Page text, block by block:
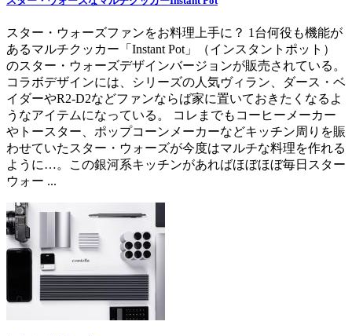
スター・ウォーズファンをお料理上手に？ 1台何役も機能が
あるマルチクッカー「Instant Pot」（インスタントポット）
のスター・ウォーズデザインバージョンが販売されている。
コラボデザインには、シリーズの人気ヴィラン、ダース・ベ
イダーやR2-D2などファンならば家に置いておきたくなるよ
うなアイテムになっている。 コレまでもコーヒーメーカー
やトースター、ポップコーンメーカーなどキッチン周りを賑
わせていたスター・ウォーズが今度はマルチな料理を作れる
ように…。この銀河系キッチンがあればほぼほぼ毎日スター
ウォー ...